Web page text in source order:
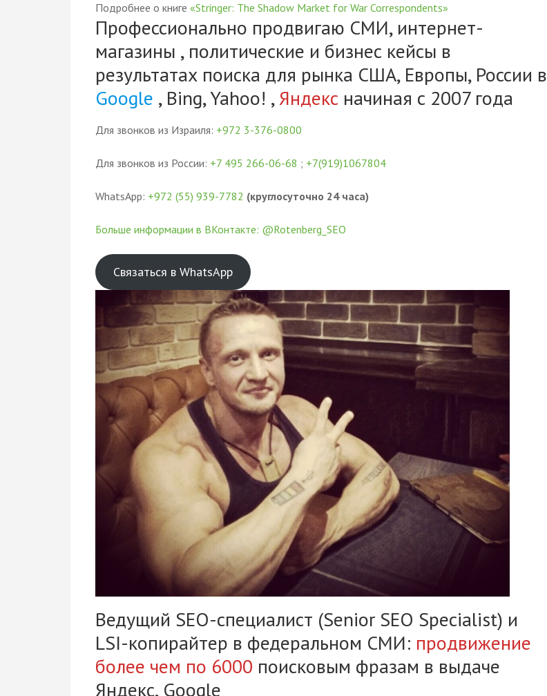
Подробнее о книге «Stringer: The Shadow Market for War Correspondents»
Профессионально продвигаю СМИ, интернет-
магазины , политические и бизнес кейсы в
результатах поиска для рынка США, Европы, России в
Google , Bing, Yahoo! ,Яндекс начиная с 2007 года
Для звонков из Израиля: +972 3-376-0800
Для звонков из России: +7 495 266-06-68 ; +7(919)1067804
WhatsApp: +972 (55) 939-7782 (круглосуточно 24 часа)
Больше информации в ВКонтакте: @Rotenberg_SEO
Связаться в WhatsApp
Ведущий SEO-специалист (Senior SEO Specialist) и
LSI-копирайтер в федеральном СМИ: продвижение
более чем по 6000 поисковым фразам в выдаче
Яндекс, Google